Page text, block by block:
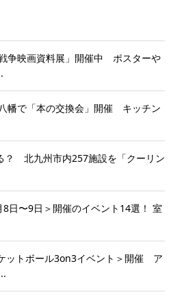
争映画資料展」開催中 ポスターや
幡で「本の交換会」開催 キッチン
？ 北九州市内257施設を「クーリン
8日〜9日＞開催のイベント14選！ 室
ットボール3on3イベント＞開催 ア